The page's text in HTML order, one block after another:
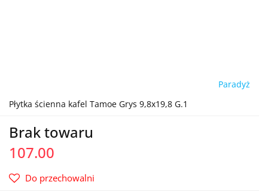
Paradyż
Płytka ścienna kafel Tamoe Grys 9,8x19,8 G.1
Brak towaru
107.00
Do przechowalni